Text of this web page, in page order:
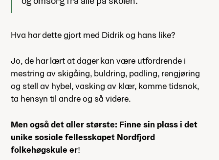
Hva har dette gjort med Didrik og hans like?
Jo, de har lært at dager kan være utfordrende i
mestring av skigåing, buldring, padling, rengjøring
og stell av hybel, vasking av klær, komme tidsnok,
ta hensyn til andre og så videre.
Men også det aller største: Finne sin plass i det
unike sosiale fellesskapet Nordfjord
folkehøgskule er!